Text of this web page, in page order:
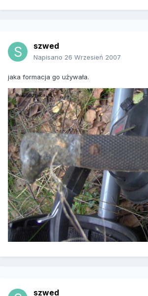
szwed
Napisano 26 Wrzesień 2007
jaka formacja go używała.
szwed